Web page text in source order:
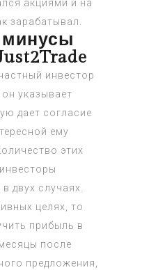
акциями и на
зарабатывал.
инвестор
он указывает
дает согласие
ему
этих
двух случаях.
целях, то
прибыль в
после
предложения,